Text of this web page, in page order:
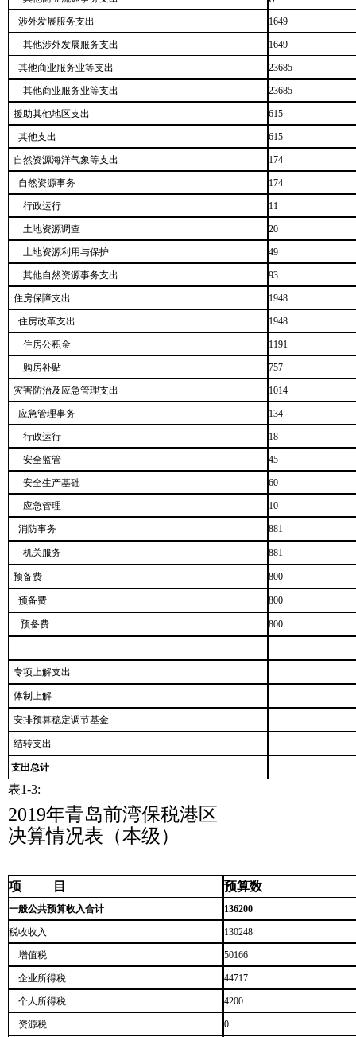
涉外发展服务支出 1649
其他涉外发展服务支出 1649
其他商业服务业等支出 23685
其他商业服务业等支出 23685
援助其他地区支出 615
其他支出 615
自然资源海洋气象等支出 174
自然资源事务 174
行政运行 11
土地资源调查 20
土地资源利用与保护 49
其他自然资源事务支出 93
住房保障支出 1948
住房改革支出 1948
住房公积金 1191
购房补贴 757
灾害防治及应急管理支出 1014
应急管理事务 134
行政运行 18
安全监管 45
安全生产基础 60
应急管理 10
消防事务 881
机关服务 881
预备费 800
预备费 800
预备费 800
专项上解支出
体制上解
安排预算稳定调节基金
结转支出
支出总计
表1-3:
2019年青岛前湾保税港区 一
决算情况表（本级）
项 目 预算数
一般公共预算收入合计 136200
税收收入 130248
增值税 50166
企业所得税 44717
个人所得税 4200
资源税 0